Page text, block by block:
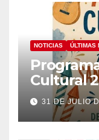
NOTICIAS ÚLTIMAS
Cultural
31 DE JULIO